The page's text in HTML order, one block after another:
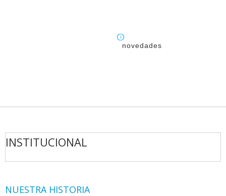
novedades
INSTITUCIONAL
NUESTRA HISTORIA